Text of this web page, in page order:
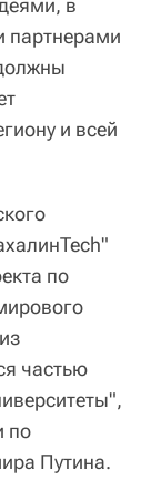
в
партнерами
и всей
по
частью
по
Путина.